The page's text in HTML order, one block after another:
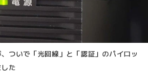
ついで「光回線」と「認証」のパイロッ
た